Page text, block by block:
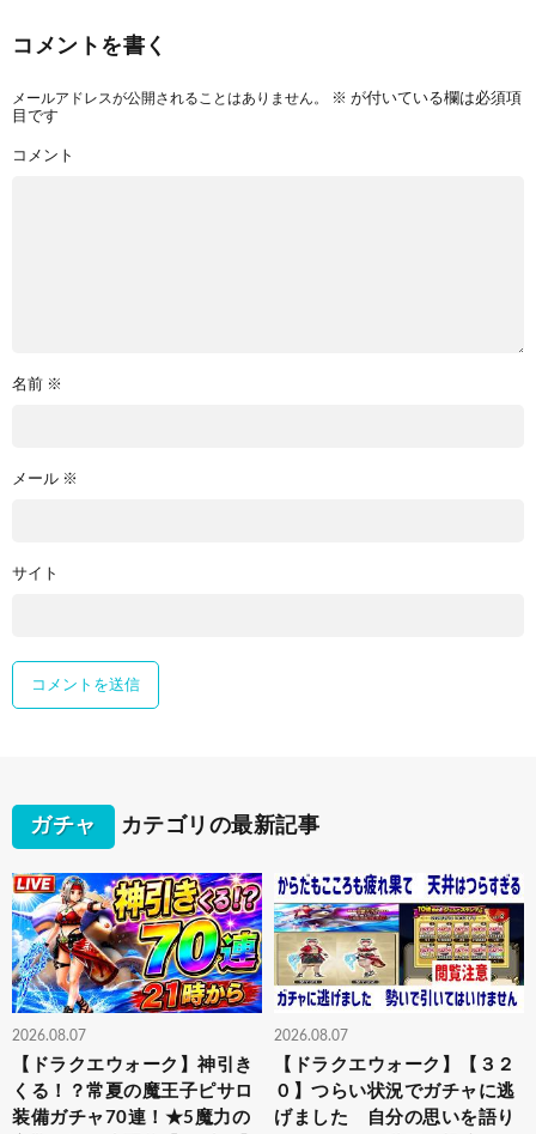
コメントを書く
メールアドレスが公開されることはありません。 ※ が付いている欄は必須項
目です
コメント
名前 ※
メール ※
サイト
ガチャ カテゴリの最新記事
2026.08.07
【ドラクエウォーク】神引き
くる！？常夏の魔王子ピサロ
装備ガチャ70連！★5魔力の
2026.08.07
【ドラクエウォーク】【３２
０】つらい状況でガチャに逃
げました 自分の思いを語り